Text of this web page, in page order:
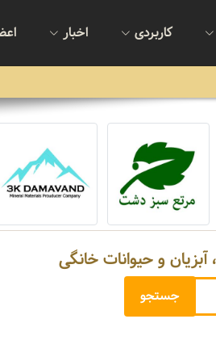
کاربردی اخبار
آبزیان و حیوانات خانگی